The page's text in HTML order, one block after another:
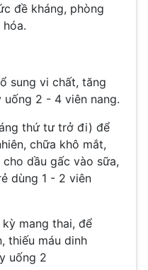
đề kháng, phòng
sung vi chất, tăng
2 - 4 viên nang.
thứ tư trở đi) để
chữa khô mắt,
dầu gấc vào sữa,
dùng 1 - 2 viên
mang thai, để
thiếu máu dinh
uống 2